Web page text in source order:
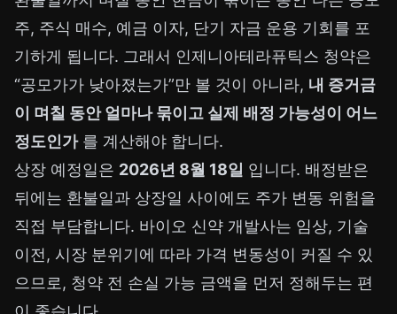
주, 주식 매수, 예금 이자, 단기 자금 운용 기회를 포
기하게 됩니다. 그래서 인제니아테라퓨틱스 청약은
“공모가가 낮아졌는가”만 볼 것이 아니라, 내 증거금
이 며칠 동안 얼마나 묶이고 실제 배정 가능성이 어느
정도인가를 계산해야 합니다.
상장 예정일은 2026년 8월 18일 입니다. 배정받은
뒤에는 환불일과 상장일 사이에도 주가 변동 위험을
직접 부담합니다. 바이오 신약 개발사는 임상, 기술
이전, 시장 분위기에 따라 가격 변동성이 커질 수 있
으므로, 청약 전 손실 가능 금액을 먼저 정해두는 편